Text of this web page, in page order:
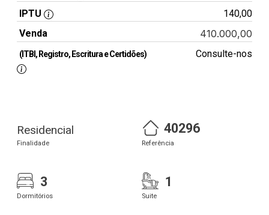
IPTU
140,00
Venda
410.000,00
(ITBI, Registro, Escritura e Certidões) Consulte-nos
Residencial
Finalidade
40296
Referência
3
Dormitórios
1
Suite